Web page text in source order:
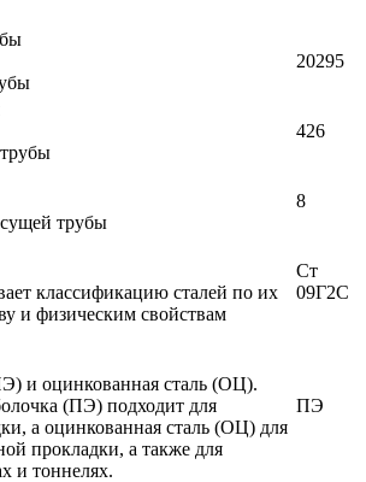
20295
426
трубы
8
классификацию сталей по их
и физическим свойствам
Ст
09Г2С
и оцинкованная сталь (ОЦ).
(ПЭ) подходит для
а оцинкованная сталь (ОЦ) для
прокладки, а также для
и тоннелях.
ПЭ